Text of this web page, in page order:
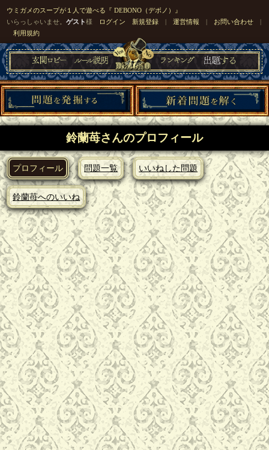
ウミガメのスープが１人で遊べる『 DEBONO（デボノ）』
いらっしゃいませ。ゲスト様 ログイン 新規登録 |運営情報 | お問い合わせ |
利用規約
鈴蘭苺さんのプロフィール
プロフィール 問題一覧 いいねした問題
鈴蘭苺へのいいね